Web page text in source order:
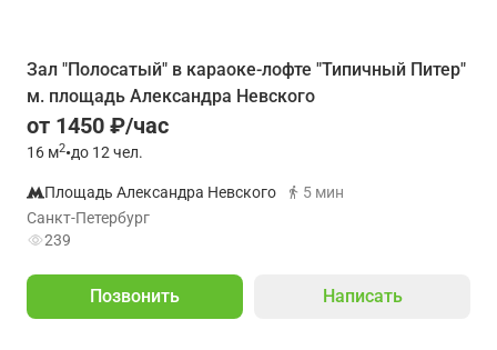
Зал "Полосатый" в караоке-лофте "Типичный Питер"
м. площадь Александра Невского
от 1450 ₽/час
16 м2•до 12 чел.
Площадь Александра Невского
5 мин
Санкт-Петербург
239
Позвонить Написать